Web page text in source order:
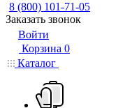
8 (800) 101-71-05
Заказать звонок
Войти
Корзина 0
Каталог